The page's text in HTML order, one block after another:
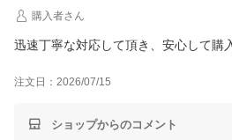
購入者さん
迅速丁寧な対応して頂き、安心して購
注文日：2026/07/15
ショップからのコメント